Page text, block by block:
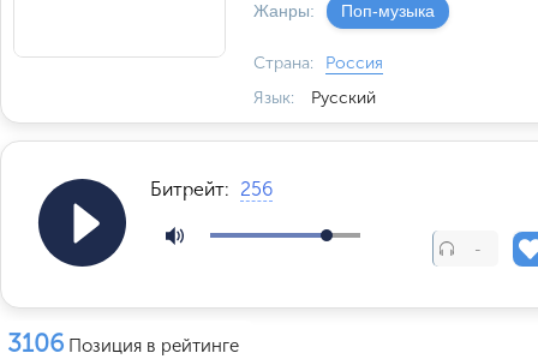
Жанры: Поп-музыка
Страна:
Россия
Язык:
Русский
Битрейт: 256
-
3106 Позиция в рейтинге